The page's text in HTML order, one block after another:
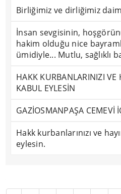
Birliğimiz ve dirliğimiz
İnsan sevgisinin,
hakim olduğu nice
ümidiyle... Mutlu, sağlıklı
HAKK KURBANLARINIZI VE
KABUL EYLESİN
GAZİOSMANPAŞA CEMEVİ
Hakk kurbanlarınızı ve
eylesin.